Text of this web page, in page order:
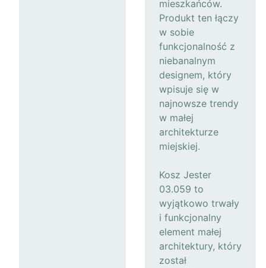
mieszkańców.
Produkt ten łączy
w sobie
funkcjonalność z
niebanalnym
designem, który
wpisuje się w
najnowsze trendy
w małej
architekturze
miejskiej.
Kosz Jester
03.059 to
wyjątkowo trwały
i funkcjonalny
element małej
architektury, który
został